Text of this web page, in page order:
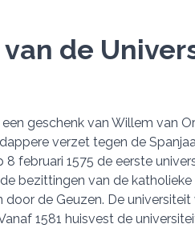
de
geschenk van Willem van
verzet tegen de
februari 1575 de eerste
bezittingen van de
de Geuzen. De
1581 huisvest de